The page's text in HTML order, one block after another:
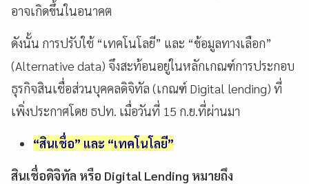
อาจเกิดขึ้นในอนาคต
ดังนั้น การปรับใช้ “เทคโนโลยี” และ “ข้อมูลทางเลือก”
(Alternative data) จึงสะท้อนอยู่ในหลักเกณฑ์การประกอบ
ธุรกิจสินเชื่อส่วนบุคคลดิจิทัล (เกณฑ์ Digital lending) ที่
เพิ่งประกาศโดย ธปท. เมื่อวันที่ 15 ก.ย.ที่ผ่านมา
“สินเชื่อ” และ “เทคโนโลยี”
สินเชื่อดิจิทัล หรือ Digital Lending หมายถึง